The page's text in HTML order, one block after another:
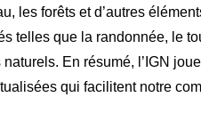
les forêts et d’autres
telles que la randonnée, le
En résumé, l’IGN
qui facilitent notre